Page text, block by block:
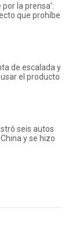
la prensa':
que prohíbe
de escalada y
el producto
seis autos
y se hizo